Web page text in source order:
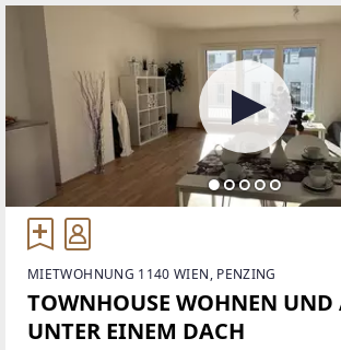
MIETWOHNUNG 1140 WIEN, PENZING
TOWNHOUSE WOHNEN UND
UNTER EINEM DACH